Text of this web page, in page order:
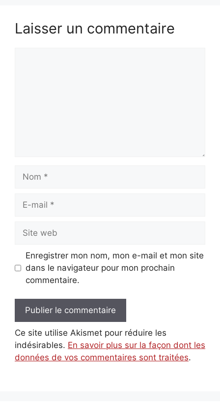
Laisser un commentaire
mail
web
Enregistrer mon nom, mon e-mail et mon site
dans le navigateur pour mon prochain
commentaire.
Ce site utilise Akismet pour réduire les
indésirables. En savoir plus sur la façon dont les
données de vos commentaires sont traitées.